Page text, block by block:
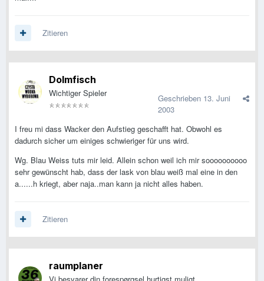
Zitieren
Dolmfisch
Wichtiger Spieler Geschrieben 13. Juni
2003
I freu mi dass Wacker den Aufstieg geschafft hat. Obwohl es
dadurch sicher um einiges schwieriger für uns wird.
Wg. Blau Weiss tuts mir leid. Allein schon weil ich mir soooooooooo
sehr gewünscht hab, dass der lask von blau weiß mal eine in den
a......h kriegt, aber naja..man kann ja nicht alles haben.
Zitieren
raumplaner